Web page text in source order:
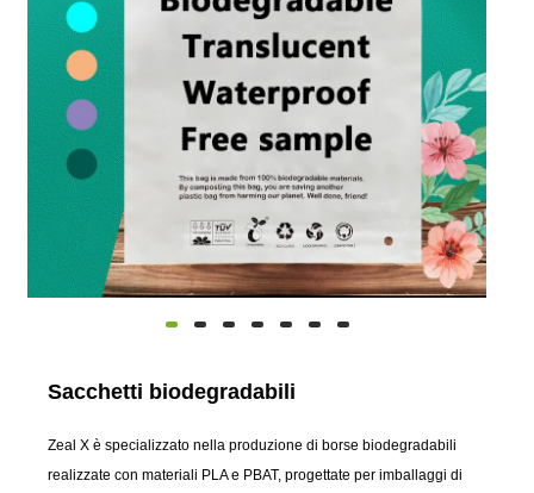
Sacchetti biodegradabili
Zeal X è specializzato nella produzione di borse biodegradabili
realizzate con materiali PLA e PBAT, progettate per imballaggi di